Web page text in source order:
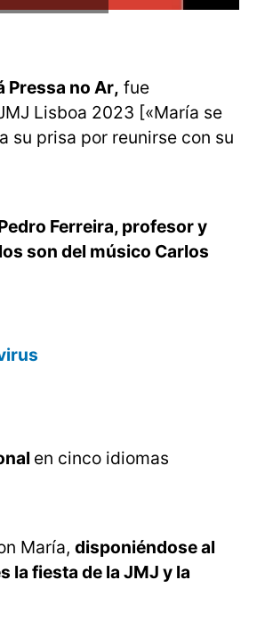
no Ar, fue
Lisboa 2023 [«María se
su prisa por reunirse con su
Ferreira, profesor y
son del músico Carlos
en cinco idiomas
María, disponiéndose al
la fiesta de la JMJ y la